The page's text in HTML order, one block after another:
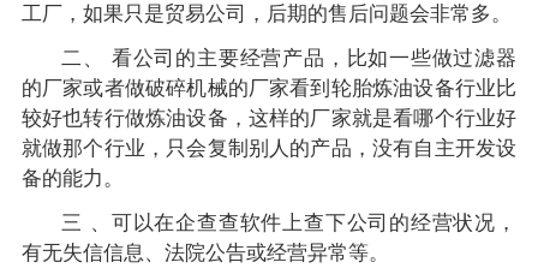
工厂，如果只是贸易公司，后期的售后问题会非常多。
二、 看公司的主要经营产品，比如一些做过滤器
的厂家或者做破碎机械的厂家看到轮胎炼油设备行业比
较好也转行做炼油设备，这样的厂家就是看哪个行业好
就做那个行业，只会复制别人的产品，没有自主开发设
备的能力。
三 、可以在企查查软件上查下公司的经营状况，
有无失信信息、法院公告或经营异常等。